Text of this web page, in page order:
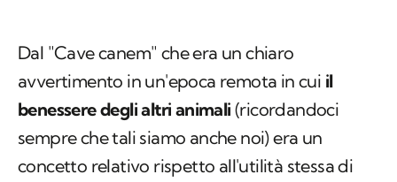
Dal "Cave canem" che era un chiaro
avvertimento in un'epoca remota in cui il
benessere degli altri animali (ricordandoci
sempre che tali siamo anche noi) era un
concetto relativo rispetto all'utilità stessa di